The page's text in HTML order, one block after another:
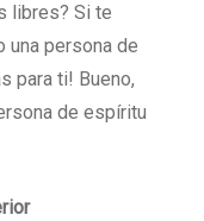
libres? Si te
una persona de
para ti! Bueno,
de espíritu